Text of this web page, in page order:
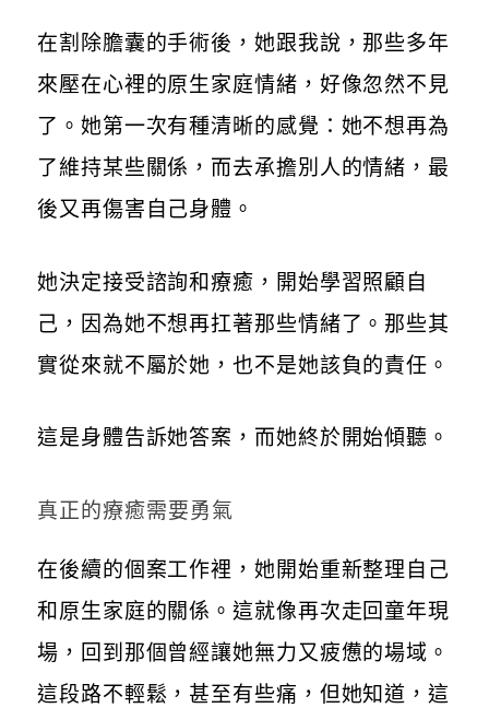
在割除膽囊的手術後，她跟我說，那些多年
來壓在心裡的原生家庭情緒，好像忽然不見
了。她第一次有種清晰的感覺：她不想再為
了維持某些關係，而去承擔別人的情緒，最
後又再傷害自己身體。
她決定接受諮詢和療癒，開始學習照顧自
己，因為她不想再扛著那些情緒了。那些其
實從來就不屬於她，也不是她該負的責任。
這是身體告訴她答案，而她終於開始傾聽。
真正的療癒需要勇氣
在後續的個案工作裡，她開始重新整理自己
和原生家庭的關係。這就像再次走回童年現
場，回到那個曾經讓她無力又疲憊的場域。
這段路不輕鬆，甚至有些痛，但她知道，這